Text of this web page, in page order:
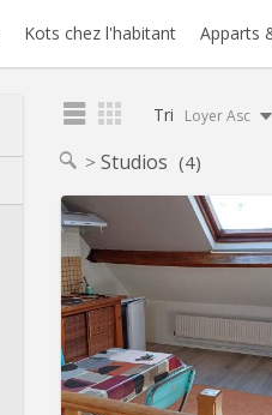
Kots chez l'habitant Apparts
Tri Loyer Asc
Studios (4)
Infos Pratiques
Loyer:420 €
Charges: 70 €
Durée:11 mois
Domiciliation: